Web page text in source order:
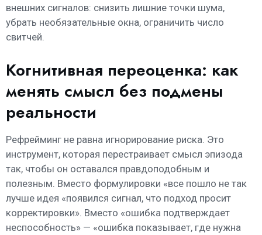
внешних сигналов: снизить лишние точки шума,
убрать необязательные окна, ограничить число
свитчей.
Когнитивная переоценка: как
менять смысл без подмены
реальности
Рефрейминг не равна игнорирование риска. Это
инструмент, которая перестраивает смысл эпизода
так, чтобы он оставался правдоподобным и
полезным. Вместо формулировки «все пошло не так
лучше идея «появился сигнал, что подход просит
корректировки». Вместо «ошибка подтверждает
неспособность» — «ошибка показывает, где нужна